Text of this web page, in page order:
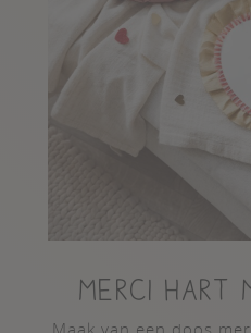
MERCI HART
Maak van een doos